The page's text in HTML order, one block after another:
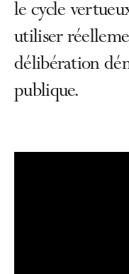
le cycle
utiliser
délibération
publique.